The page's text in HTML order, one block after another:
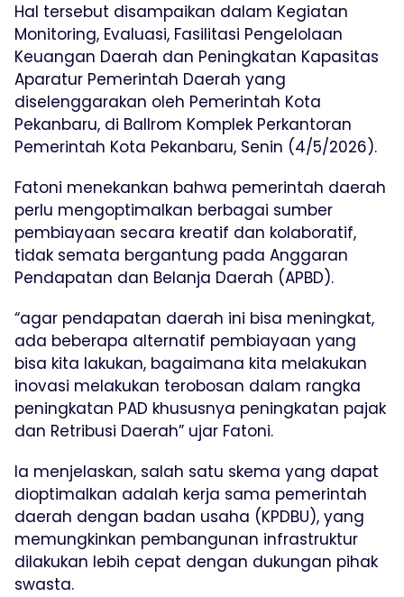
Hal tersebut disampaikan dalam Kegiatan
Monitoring, Evaluasi, Fasilitasi Pengelolaan
Keuangan Daerah dan Peningkatan Kapasitas
Aparatur Pemerintah Daerah yang
diselenggarakan oleh Pemerintah Kota
Pekanbaru, di Ballrom Komplek Perkantoran
Pemerintah Kota Pekanbaru, Senin (4/5/2026).
Fatoni menekankan bahwa pemerintah daerah
perlu mengoptimalkan berbagai sumber
pembiayaan secara kreatif dan kolaboratif,
tidak semata bergantung pada Anggaran
Pendapatan dan Belanja Daerah (APBD).
“agar pendapatan daerah ini bisa meningkat,
ada beberapa alternatif pembiayaan yang
bisa kita lakukan, bagaimana kita melakukan
inovasi melakukan terobosan dalam rangka
peningkatan PAD khususnya peningkatan pajak
dan Retribusi Daerah” ujar Fatoni.
Ia menjelaskan, salah satu skema yang dapat
dioptimalkan adalah kerja sama pemerintah
daerah dengan badan usaha (KPDBU), yang
memungkinkan pembangunan infrastruktur
dilakukan lebih cepat dengan dukungan pihak
swasta.